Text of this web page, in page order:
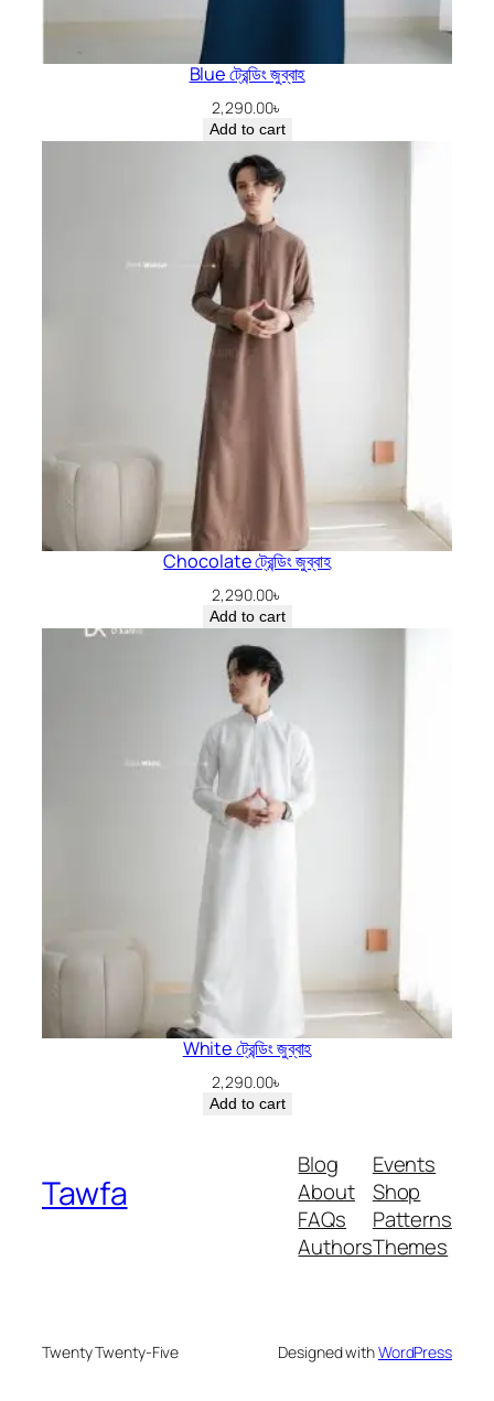
Blue ট্রেন্ডিং জুব্বাহ
2,290.00৳
Add to cart
Chocolate ট্রেন্ডিং জুব্বাহ
2,290.00৳
Add to cart
White ট্রেন্ডিং জুব্বাহ
2,290.00৳
Add to cart
Tawfa
Blog
About
FAQs
Authors
Events
Shop
Patterns
Themes
Twenty Twenty-Five Designed withWordPress